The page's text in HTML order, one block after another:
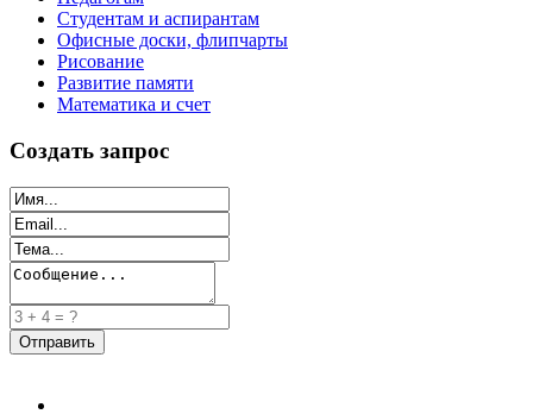
Студентам и аспирантам
Офисные доски, флипчарты
Рисование
Развитие памяти
Математика и счет
Создать запрос